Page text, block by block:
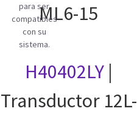
para ser
compatibles
con su
sistema.
ML6-15
H40402LY|
Transductor 12L-